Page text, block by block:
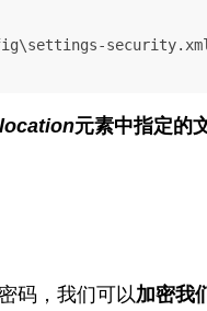
元素中指定的
码，我们可以加密我